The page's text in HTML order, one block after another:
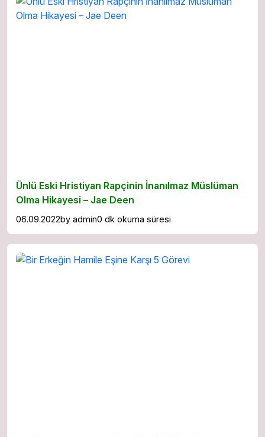
Ünlü Eski Hristiyan Rapçinin İnanılmaz Müslüman
Olma Hikayesi – Jae Deen
06.09.2022by admin0 dk okuma süresi